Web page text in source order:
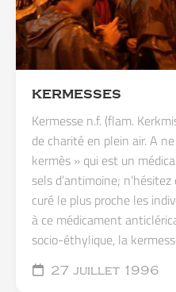
KERMESSES
Kermesse n.f. (flam.
de charité en plein air. A
kermès » qui est un
sels d’antimoine;
curé le plus proche les
à ce médicament
socio-éthylique, la
27 juillet 1996